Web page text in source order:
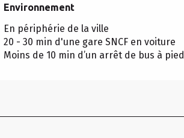
Environnement
Environnement
En périphérie de la ville
20 - 30 min d'une gare SNCF en voiture
Moins de 10 min d’un arrêt de bus à pied